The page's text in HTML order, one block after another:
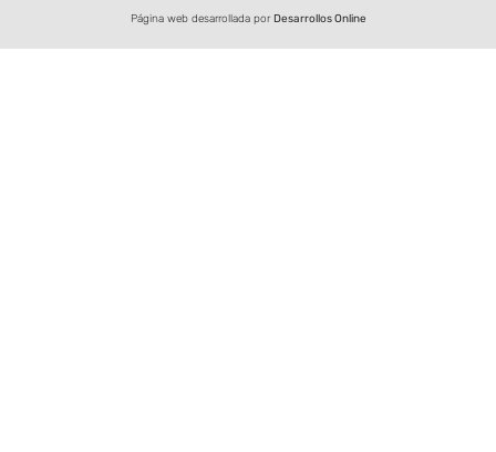
Página web desarrollada porDesarrollos Online